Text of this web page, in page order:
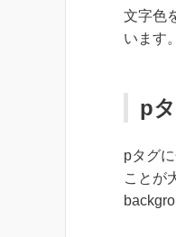
文字色
います
p
pタグ
ことが